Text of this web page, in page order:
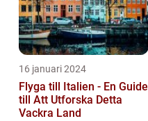
16 januari 2024
Flyga till Italien - En Guide
till Att Utforska Detta
Vackra Land